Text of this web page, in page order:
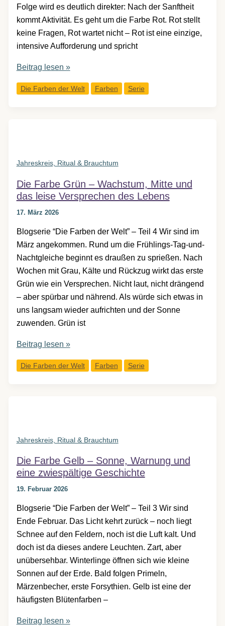
Folge wird es deutlich direkter: Nach der Sanftheit
kommt Aktivität. Es geht um die Farbe Rot. Rot stellt
keine Fragen, Rot wartet nicht – Rot ist eine einzige,
intensive Aufforderung und spricht
Die
Rot
Impuls
zum
Handeln
Beitrag lesen »
Die Farben der Welt Farben Serie
Jahreskreis, Ritual & Brauchtum
Die Farbe Grün – Wachstum, Mitte und
das leise Versprechen des Lebens
17. März 2026
Blogserie “Die Farben der Welt” – Teil 4 Wir sind im
März angekommen. Rund um die Frühlings-Tag-und-
Nachtgleiche beginnt es draußen zu sprießen. Nach
Wochen mit Grau, Kälte und Rückzug wirkt das erste
Grün wie ein Versprechen. Nicht laut, nicht drängend
– aber spürbar und nährend. Als würde sich etwas in
uns langsam wieder aufrichten und der Sonne
zuwenden. Grün ist
Die
Grün
Versprechen
des
Lebens
Beitrag lesen »
Die Farben der Welt Farben Serie
Jahreskreis, Ritual & Brauchtum
Die Farbe Gelb – Sonne, Warnung und
eine zwiespältige Geschichte
19. Februar 2026
Blogserie “Die Farben der Welt” – Teil 3 Wir sind
Ende Februar. Das Licht kehrt zurück – noch liegt
Schnee auf den Feldern, noch ist die Luft kalt. Und
doch ist da dieses andere Leuchten. Zart, aber
unübersehbar. Winterlinge öffnen sich wie kleine
Sonnen auf der Erde. Bald folgen Primeln,
Märzenbecher, erste Forsythien. Gelb ist eine der
häufigsten Blütenfarben –
Die
Beitrag lesen »